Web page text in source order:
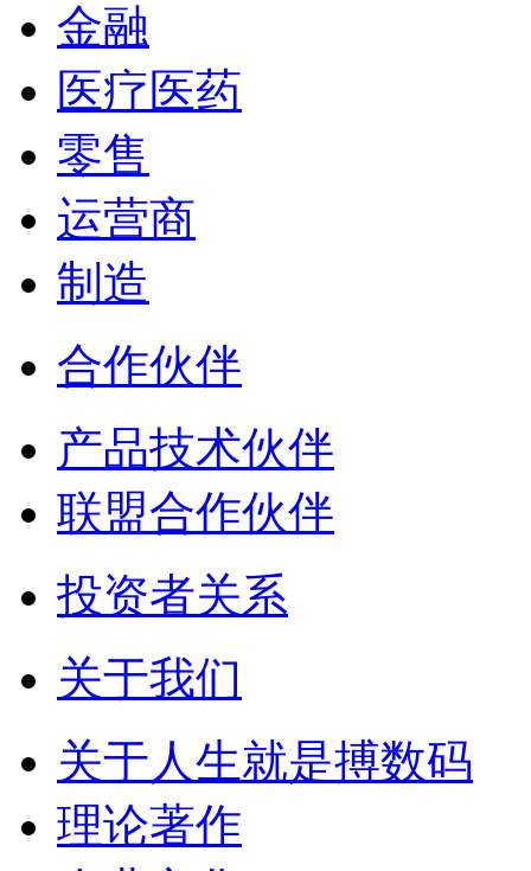
金融
医疗医药
零售
运营商
制造
合作伙伴
产品技术伙伴
联盟合作伙伴
投资者关系
关于我们
关于人生就是搏数码
理论著作